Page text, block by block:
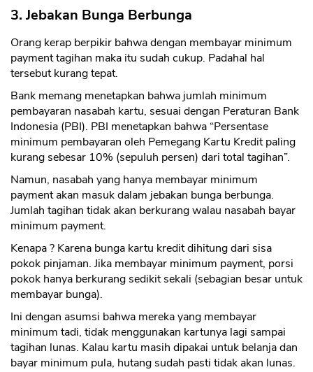
3. Jebakan Bunga Berbunga
Orang kerap berpikir bahwa dengan membayar minimum
payment tagihan maka itu sudah cukup. Padahal hal
tersebut kurang tepat.
Bank memang menetapkan bahwa jumlah minimum
pembayaran nasabah kartu, sesuai dengan Peraturan Bank
Indonesia (PBI). PBI menetapkan bahwa “Persentase
minimum pembayaran oleh Pemegang Kartu Kredit paling
kurang sebesar 10% (sepuluh persen) dari total tagihan”.
Namun, nasabah yang hanya membayar minimum
payment akan masuk dalam jebakan bunga berbunga.
Jumlah tagihan tidak akan berkurang walau nasabah bayar
minimum payment.
Kenapa ? Karena bunga kartu kredit dihitung dari sisa
pokok pinjaman. Jika membayar minimum payment, porsi
pokok hanya berkurang sedikit sekali (sebagian besar untuk
membayar bunga).
Ini dengan asumsi bahwa mereka yang membayar
minimum tadi, tidak menggunakan kartunya lagi sampai
tagihan lunas. Kalau kartu masih dipakai untuk belanja dan
bayar minimum pula, hutang sudah pasti tidak akan lunas.